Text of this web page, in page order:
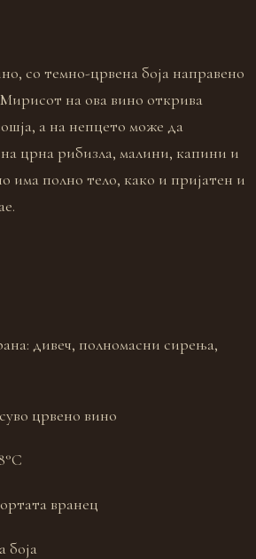
со темно-црвена боја направено
на ова вино открива
а на непцето може да
на црна рибизла, малини, капини и
има полно тело, како и пријатен и
дивеч, полномасни сирења,
црвено вино
вранец
боја